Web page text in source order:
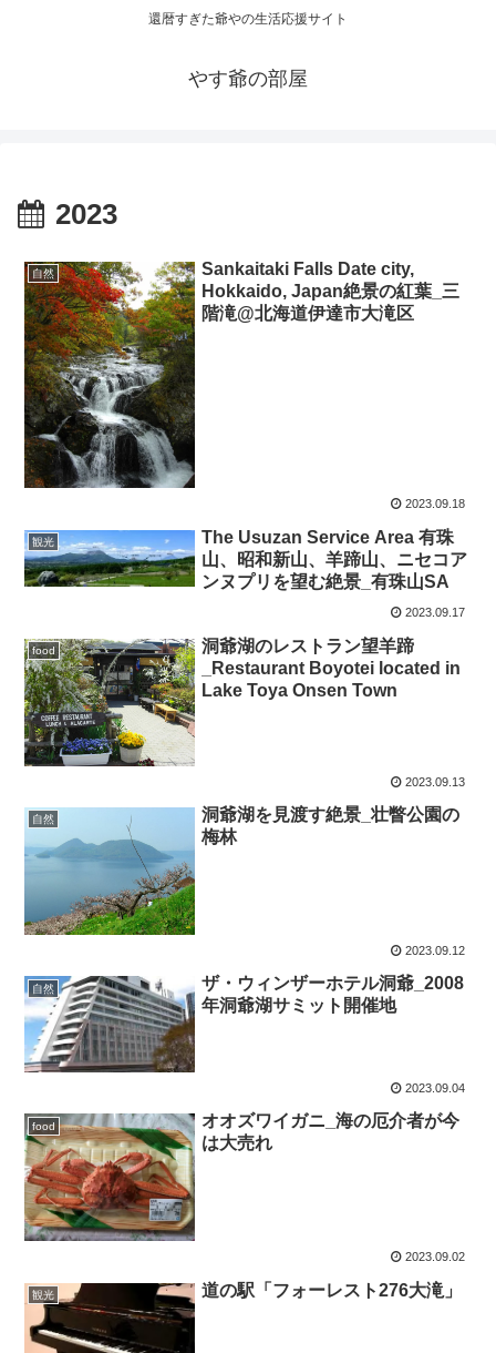
還暦すぎた爺やの生活応援サイト
やす爺の部屋
2023
自然
Sankaitaki Falls Date city,
Hokkaido, Japan絶景の紅葉_三
階滝@北海道伊達市大滝区
2023.09.18
観光
The Usuzan Service Area 有珠
山、昭和新山、羊蹄山、ニセコア
ンヌプリを望む絶景_有珠山SA
2023.09.17
food
洞爺湖のレストラン望羊蹄
_Restaurant Boyotei located in
Lake Toya Onsen Town
2023.09.13
自然
洞爺湖を見渡す絶景_壮瞥公園の
梅林
2023.09.12
自然
ザ・ウィンザーホテル洞爺_2008
年洞爺湖サミット開催地
2023.09.04
food
オオズワイガニ_海の厄介者が今
は大売れ
2023.09.02
観光 道の駅「フォーレスト276大滝」